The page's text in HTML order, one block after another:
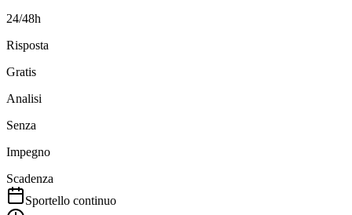
24/48h
Risposta
Gratis
Analisi
Senza
Impegno
Scadenza
Sportello continuo